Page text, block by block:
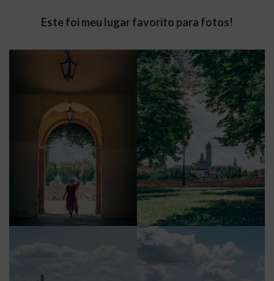
Este foi meu lugar favorito para fotos!